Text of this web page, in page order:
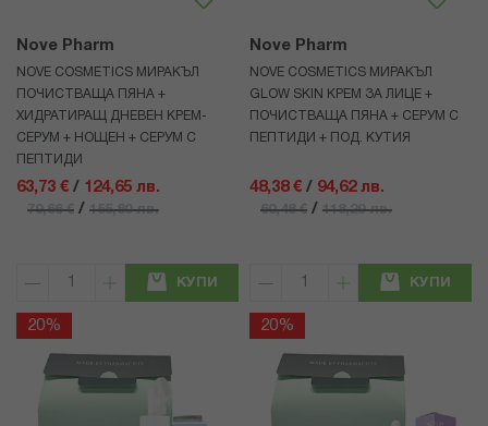
Nove Pharm
NOVE COSMETICS МИРАКЪЛ
ПОЧИСТВАЩА ПЯНА +
ХИДРАТИРАЩ ДНЕВЕН КРЕМ-
СЕРУМ + НОЩЕН + СЕРУМ С
ПЕПТИДИ
63,73 € / 124,65 лв.
79,66 € / 155,80 лв.
КУПИ
Nove Pharm
NOVE COSMETICS МИРАКЪЛ
GLOW SKIN КРЕМ ЗА ЛИЦЕ +
ПОЧИСТВАЩА ПЯНА + СЕРУМ С
ПЕПТИДИ + ПОД. КУТИЯ
48,38 € / 94,62 лв.
60,48 € / 118,29 лв.
КУПИ
20% 20%